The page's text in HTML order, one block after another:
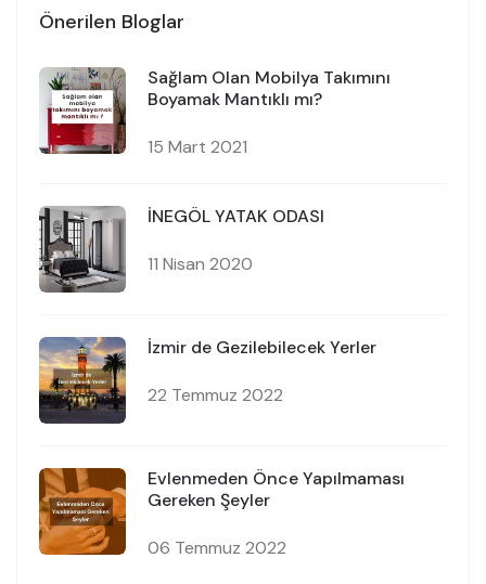
Önerilen Bloglar
Sağlam Olan Mobilya Takımını
Boyamak Mantıklı mı?
15 Mart 2021
İNEGÖL YATAK ODASI
11 Nisan 2020
İzmir de Gezilebilecek Yerler
22 Temmuz 2022
Evlenmeden Önce Yapılmaması
Gereken Şeyler
06 Temmuz 2022